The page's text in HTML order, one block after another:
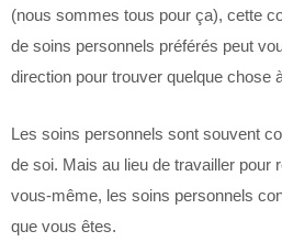
(nous sommes tous pour ça), cette
de soins personnels préférés peut
direction pour trouver quelque chose
Les soins personnels sont souvent
de soi. Mais au lieu de travailler pour
vous-même, les soins personnels
que vous êtes.